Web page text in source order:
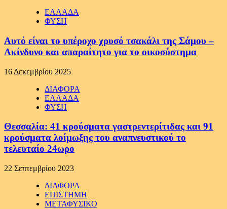
ΕΛΛΑΔΑ
ΦΥΣΗ
Αυτό είναι το υπέροχο χρυσό τσακάλι της Σάμου –
Ακίνδυνο και απαραίτητο για το οικοσύστημα
16 Δεκεμβρίου 2025
ΔΙΑΦΟΡΑ
ΕΛΛΑΔΑ
ΦΥΣΗ
Θεσσαλία: 41 κρούσματα γαστρεντερίτιδας και 91
κρούσματα λοίμωξης του αναπνευστικού το
τελευταίο 24ωρο
22 Σεπτεμβρίου 2023
ΔΙΑΦΟΡΑ
ΕΠΙΣΤΗΜΗ
ΜΕΤΑΦΥΣΙΚΟ